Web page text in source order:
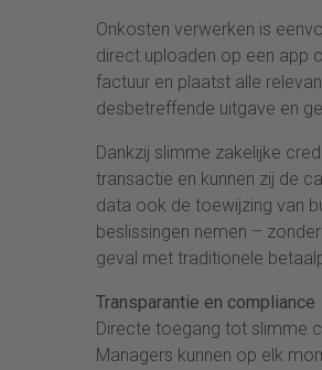
Onkosten verwerken is
direct uploaden op een app
factuur en plaatst alle
desbetreffende uitgave en
Dankzij slimme zakelijke
transactie en kunnen zij de
data ook de toewijzing van
beslissingen nemen –
geval met traditionele
Transparantie en compliance
Directe toegang tot slimme
Managers kunnen op elk